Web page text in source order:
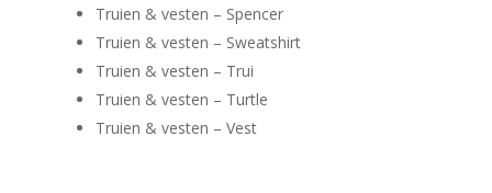
Truien & vesten – Spencer
Truien & vesten – Sweatshirt
Truien & vesten – Trui
Truien & vesten – Turtle
Truien & vesten – Vest